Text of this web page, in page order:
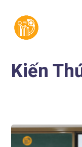
Kiến